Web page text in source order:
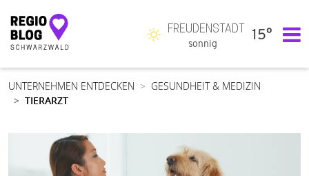
Hauptnavigation
FREUDENSTADT
sonnig
15°
UNTERNEHMEN ENTDECKEN
GESUNDHEIT & MEDIZIN
TIERARZT